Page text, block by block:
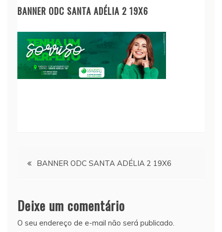
BANNER ODC SANTA ADÉLIA 2 19X6
Navegação
Post
BANNER ODC SANTA ADÉLIA 2 19X6
Deixe um comentário
O seu endereço de e-mail não será publicado.